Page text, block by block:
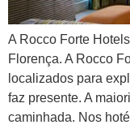
A Rocco Forte
Florença. A Rocco
localizados para
faz presente. A
caminhada. Nos